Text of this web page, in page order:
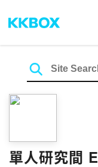
單人研究間